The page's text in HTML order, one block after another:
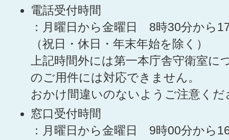
電話受付時間
：月曜日から金曜日 8時30分から
（祝日・休日・年末年始を除く）
上記時間外には第一本庁舎守衛室
のご用件には対応できません。
おかけ間違いのないようご注意くだ
窓口受付時間
：月曜日から金曜日 9時00分から